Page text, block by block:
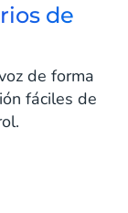
de
de forma
fáciles de